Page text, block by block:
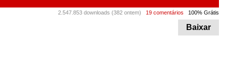
2.547.853 downloads (382 ontem) 19 comentários 100% Grátis
Baixar